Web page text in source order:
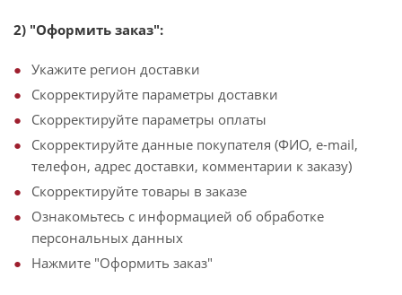
2) "Оформить заказ":
Укажите регион доставки
Скорректируйте параметры доставки
Скорректируйте параметры оплаты
Скорректируйте данные покупателя (ФИО, e-mail,
телефон, адрес доставки, комментарии к заказу)
Скорректируйте товары в заказе
Ознакомьтесь с информацией об обработке
персональных данных
Нажмите "Оформить заказ"